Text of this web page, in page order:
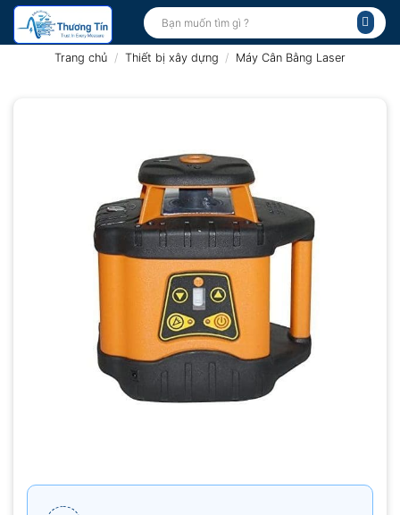
Bỏ
qua
Tìm
kiếm:
Trang chủ / Thiết bị xây dựng / Máy Cân Bằng Laser